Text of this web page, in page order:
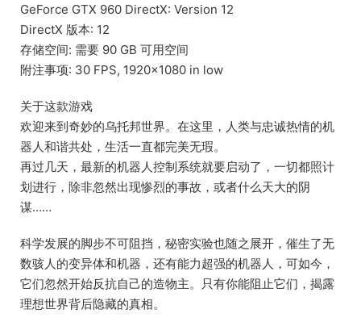
GeForce GTX 960 DirectX: Version 12
DirectX 版本: 12
存储空间: 需要 90 GB 可用空间
附注事项: 30 FPS, 1920×1080 in low
关于这款游戏
欢迎来到奇妙的乌托邦世界。在这里，人类与忠诚热情的机
器人和谐共处，生活一直都完美无瑕。
再过几天，最新的机器人控制系统就要启动了，一切都照计
划进行，除非忽然出现惨烈的事故，或者什么天大的阴
谋……
科学发展的脚步不可阻挡，秘密实验也随之展开，催生了无
数骇人的变异体和机器，还有能力超强的机器人，可如今，
它们忽然开始反抗自己的造物主。只有你能阻止它们，揭露
理想世界背后隐藏的真相。